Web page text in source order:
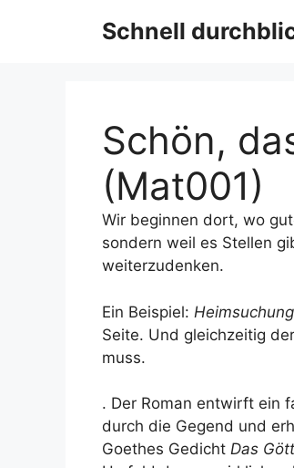
Schnell
Schön,
(Mat001)
Wir beginnen dort, wo
sondern weil es Stellen
weiterzudenken.
Ein Beispiel: Heimsuchung
Seite. Und gleichzeitig
muss.
. Der Roman entwirft ein
durch die Gegend und
Goethes Gedicht Das